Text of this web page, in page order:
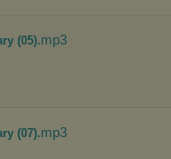
(05).mp3
(07).mp3